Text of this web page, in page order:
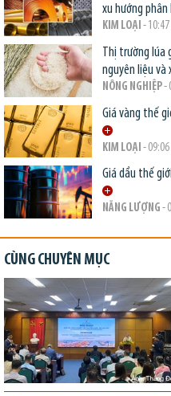
xu hướng phân
KIM LOẠI -
Thị trường lúa
nguyên liệu và
NÔNG NGHIỆP-
Giá vàng thế
KIM LOẠI -
Giá dầu thế
NĂNG LƯỢNG -
CÙNG CHUYÊN MỤC